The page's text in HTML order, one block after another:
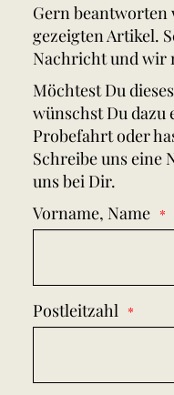
Gern beantworten
gezeigten Artikel.
Nachricht und wir
Möchtest Du
wünschst Du dazu
Probefahrt oder
Schreibe uns eine
uns bei Dir.
Vorname, Name
Postleitzahl